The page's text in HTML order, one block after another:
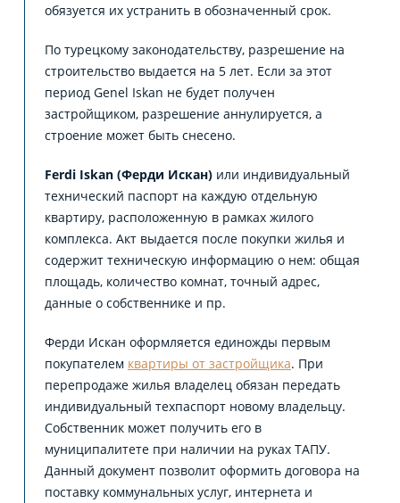
обязуется их устранить в обозначенный срок.
По турецкому законодательству, разрешение на
строительство выдается на 5 лет. Если за этот
период Genel Iskan не будет получен
застройщиком, разрешение аннулируется, а
строение может быть снесено.
Ferdi Iskan (Ферди Искан) или индивидуальный
технический паспорт на каждую отдельную
квартиру, расположенную в рамках жилого
комплекса. Акт выдается после покупки жилья и
содержит техническую информацию о нем: общая
площадь, количество комнат, точный адрес,
данные о собственнике и пр.
Ферди Искан оформляется единожды первым
покупателем квартиры от застройщика. При
перепродаже жилья владелец обязан передать
индивидуальный техпаспорт новому владельцу.
Собственник может получить его в
муниципалитете при наличии на руках ТАПУ.
Данный документ позволит оформить договора на
поставку коммунальных услуг, интернета и